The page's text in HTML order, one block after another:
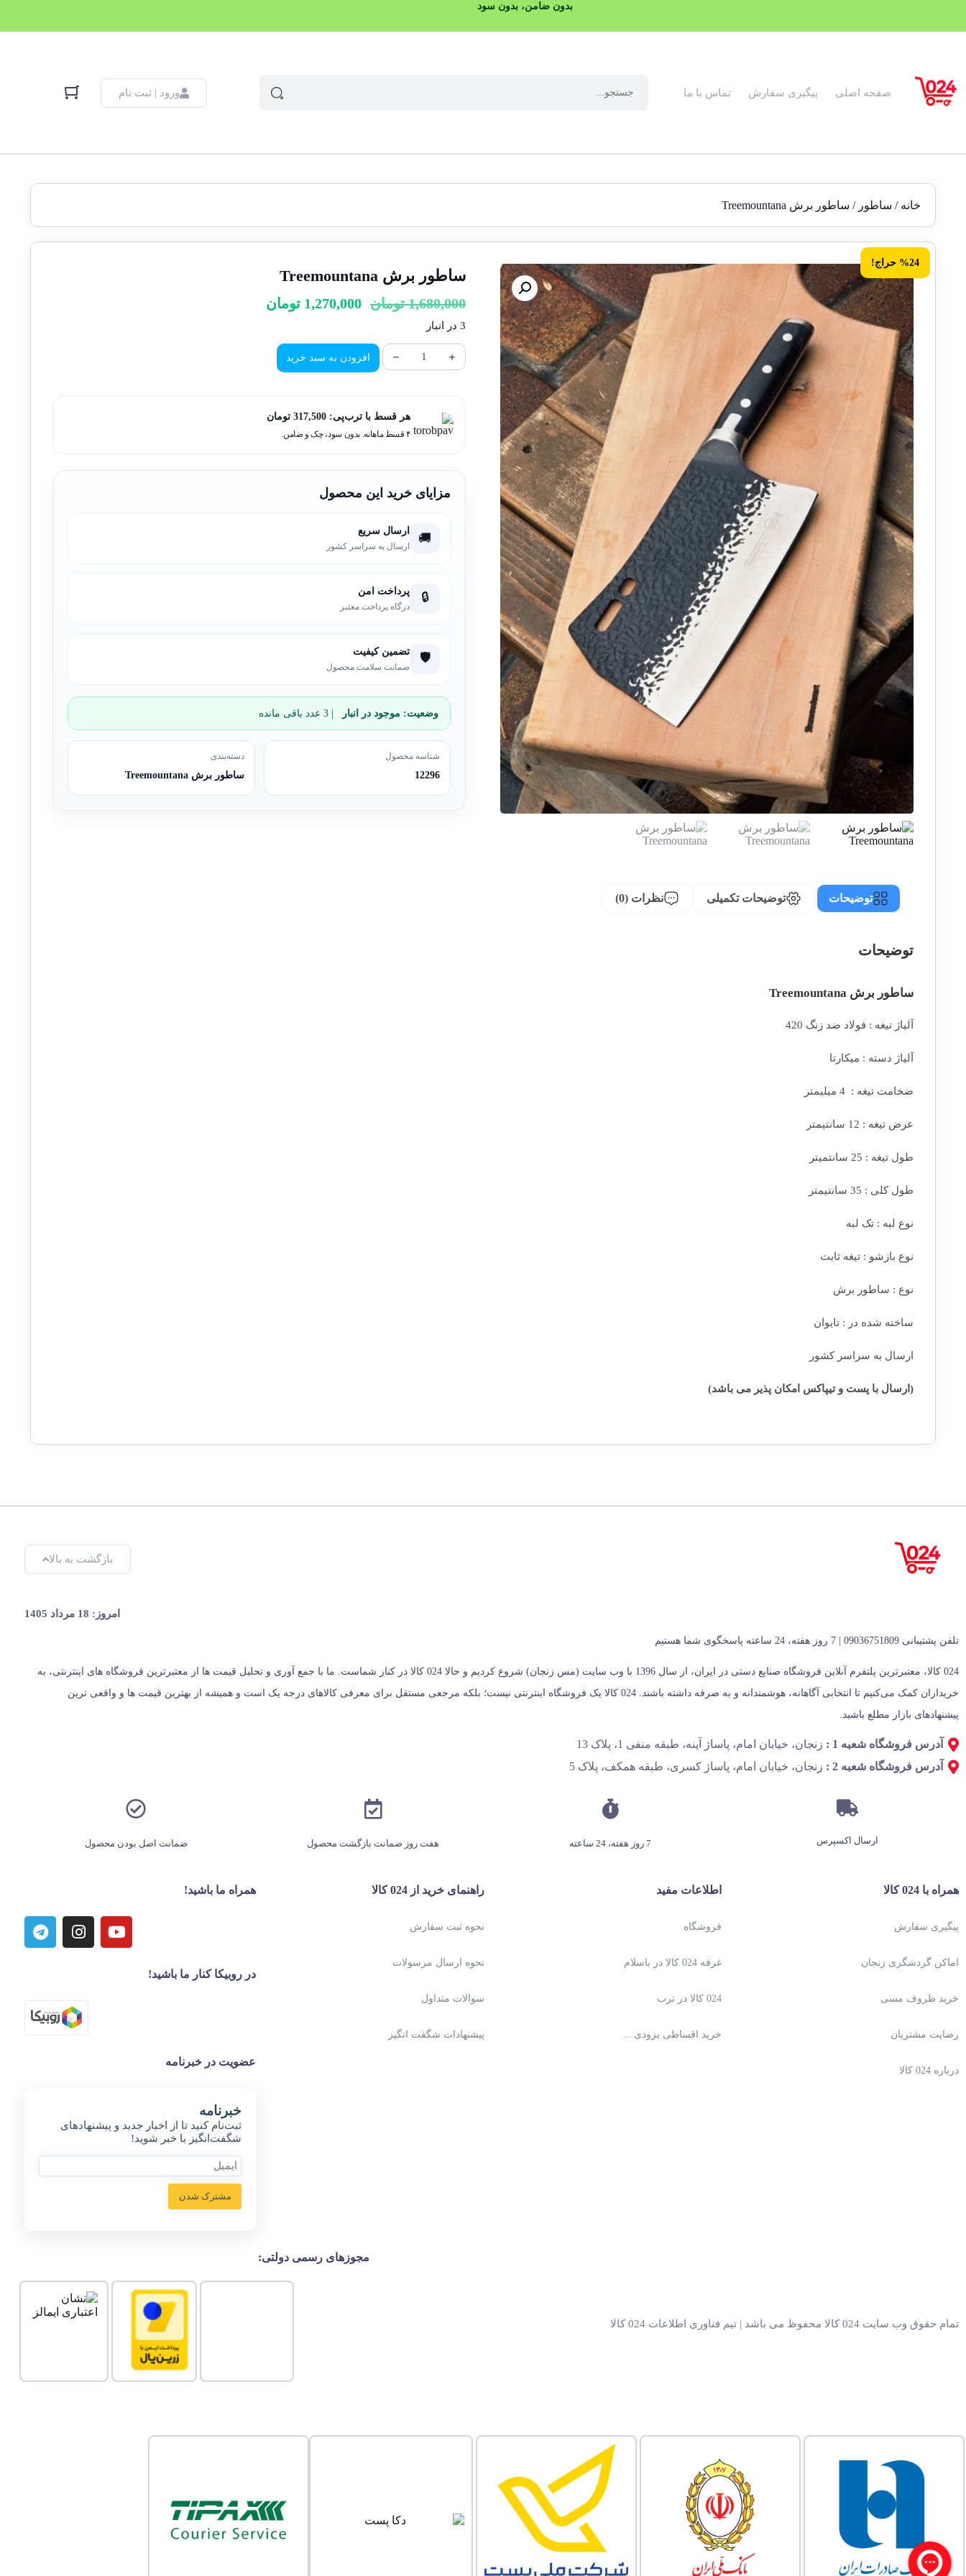
بدون ضامن، بدون سود
صفحه اصلی پیگیری سفارش تماس با ما ورود | ثبت نام
خانه / ساطور / ساطور برش Treemountana
%24 حراج!
ساطور برش Treemountana
1,680,000 تومان 1,270,000 تومان
3 در انبار
افزودن به سبد خرید
هر قسط با ترب‌پی: 317,500 تومان
۴ قسط ماهانه. بدون سود، چک و ضامن.
مزایای خرید این محصول
🚚 ارسال سریع
ارسال به سراسر کشور
🔒 پرداخت امن
درگاه پرداخت معتبر
🛡️ تضمین کیفیت
ضمانت سلامت محصول
وضعیت: موجود در انبار
شناسه محصول
12296
دسته‌بندی
ساطور برش Treemountana
توضیحات توضیحات تکمیلی نظرات (0)
توضیحات
ساطور برش Treemountana
آلیاژ تیغه : فولاد ضد زنگ 420
آلیاژ دسته : میکارتا
ضخامت تیغه : 4 میلیمتر
عرض تیغه : 12 سانتیمتر
طول تیغه : 25 سانتمیتر
طول کلی : 35 سانتیمتر
نوع لبه : تک لبه
نوع بازشو : تیغه ثابت
نوع : ساطور برش
ساخته شده در : تایوان
ارسال به سراسر کشور
(ارسال با پست و تیپاکس امکان پذیر می باشد)
بازگشت به بالا
امروز: 18 مرداد 1405
تلفن پشتیبانی 09036751809 | 7 روز هفته، 24 ساعته پاسخگوی شما هستیم
024 کالا، معتبرترین پلتفرم آنلاین فروشگاه صنایع دستی در ایران، از سال 1396 با وب سایت (مس زنجان) شروع کردیم و حالا 024 کالا در کنار شماست. ما با جمع‌ آوری و تحلیل قیمت‌ ها از معتبرترین فروشگاه‌ های اینترنتی، به
خریداران کمک می‌کنیم تا انتخابی آگاهانه، هوشمندانه و به‌ صرفه داشته باشند. 024 کالا یک فروشگاه اینترنتی نیست؛ بلکه مرجعی مستقل برای معرفی کالاهای درجه یک است و همیشه از بهترین قیمت‌ ها و واقعی‌ ترین
پیشنهادهای بازار مطلع باشید.
آدرس فروشگاه شعبه 1 :
زنجان، خیابان امام، پاساژ آینه، طبقه منفی 1، پلاک 13
آدرس فروشگاه شعبه 2 :
زنجان، خیابان امام، پاساژ کسری، طبقه همکف، پلاک 5
ارسال اکسپرس 7 روز هفته، 24 ساعته هفت روز ضمانت بازگشت محصول ضمانت اصل بودن محصول
همراه با 024 کالا
پیگیری سفارش
اماکن گردشگری زنجان
خرید ظروف مسی
رضایت مشتریان
درباره 024 کالا
اطلاعات مفید
فروشگاه
غرفه 024 کالا در باسلام
024 کالا در ترب
خرید اقساطی بزودی…
راهنمای خرید از 024 کالا
نحوه ثبت سفارش
نحوه ارسال مرسولات
سوالات متداول
پیشنهادات شگفت انگیز
همراه ما باشید!
در روبیکا کنار ما باشید!
عضویت در خبرنامه
خبر‌نامه
ثبت‌نام کنید تا از اخبار جدید و پیشنهاد‌های
شگفت‌انگیز با خبر شوید!
مشترک شدن
مجوزهای رسمی دولتی:
تمام حقوق وب سایت 024 کالا محفوظ می باشد | تیم فناوری اطلاعات 024 کالا